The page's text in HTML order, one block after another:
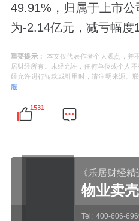
49.91%，归属于上市
为-2.14亿元，减亏幅度
重要提示：
本文仅代表作者个人观点，并
居财经所有。未经允许，任何单位或个人
经允许进行转载或引用时，请注明来源。
服
1531
《乐居财经精
物业卖壳
Tel: 400-606-